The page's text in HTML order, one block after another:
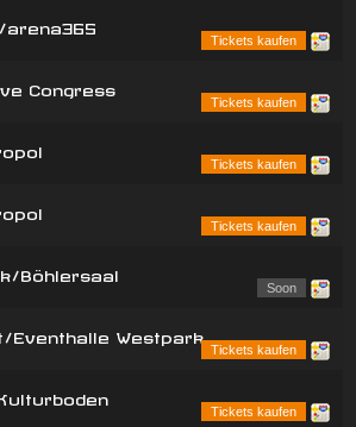
arena365
Tickets kaufen
Congress
Tickets kaufen
Tickets kaufen
Tickets kaufen
Böhlersaal
Soon
Eventhalle Westpark
Tickets kaufen
Tickets kaufen